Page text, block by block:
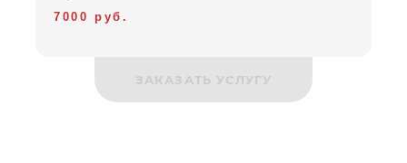
7000 руб.
ЗАКАЗАТЬ УСЛУГУ